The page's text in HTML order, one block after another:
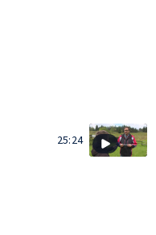
25:24